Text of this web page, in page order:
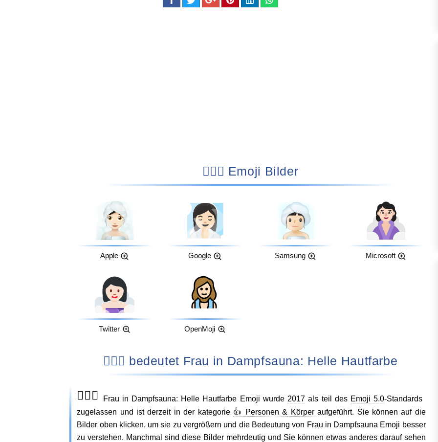
🧖🏻‍♀️ Emoji Bilder
Apple Google Samsung Microsoft
Twitter OpenMoji
🧖🏻‍♀️ bedeutet Frau in Dampfsauna: Helle Hautfarbe
🧖🏻‍♀️ Frau in Dampfsauna: Helle Hautfarbe Emoji wurde 2017 als teil des Emoji 5.0-Standards
zugelassen und ist derzeit in der kategorie 👍 Personen & Körperaufgeführt. Sie können auf die
Bilder oben klicken, um sie zu vergrößern und die Bedeutung von Frau in Dampfsauna Emoji besser
zu verstehen. Manchmal sind diese Bilder mehrdeutig und Sie können etwas anderes darauf sehen